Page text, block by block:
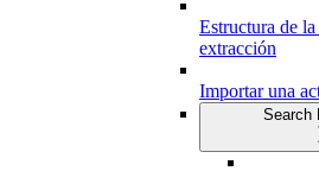
Estructura de
extracción
Importar una
Search